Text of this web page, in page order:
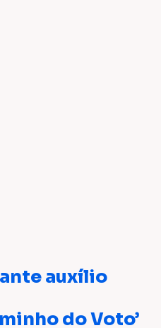
auxílio
do Voto’